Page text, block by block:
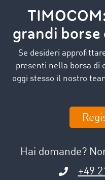
grandi borse
Se desideri
presenti nella borsa di
oggi stesso il nostro
Hai domande?
+49